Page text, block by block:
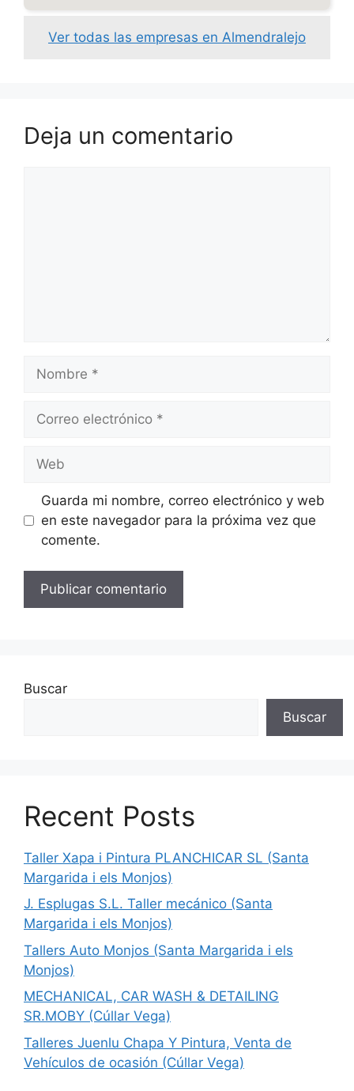
Ver todas las empresas en Almendralejo
Deja un comentario
Nombre
Correo
Web
Guarda mi nombre, correo electrónico y web
en este navegador para la próxima vez que
comente.
Buscar
Buscar
Recent Posts
Taller Xapa i Pintura PLANCHICAR SL (Santa
Margarida i els Monjos)
J. Esplugas S.L. Taller mecánico (Santa
Margarida i els Monjos)
Tallers Auto Monjos (Santa Margarida i els
Monjos)
MECHANICAL, CAR WASH & DETAILING
SR.MOBY (Cúllar Vega)
Talleres Juenlu Chapa Y Pintura, Venta de
Vehículos de ocasión (Cúllar Vega)